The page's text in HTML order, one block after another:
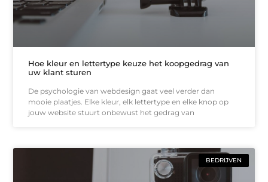
Hoe kleur en lettertype keuze het koopgedrag van
uw klant sturen
De psychologie van webdesign gaat veel verder dan
mooie plaatjes. Elke kleur, elk lettertype en elke knop op
jouw website stuurt onbewust het gedrag van
BEDRIJVEN